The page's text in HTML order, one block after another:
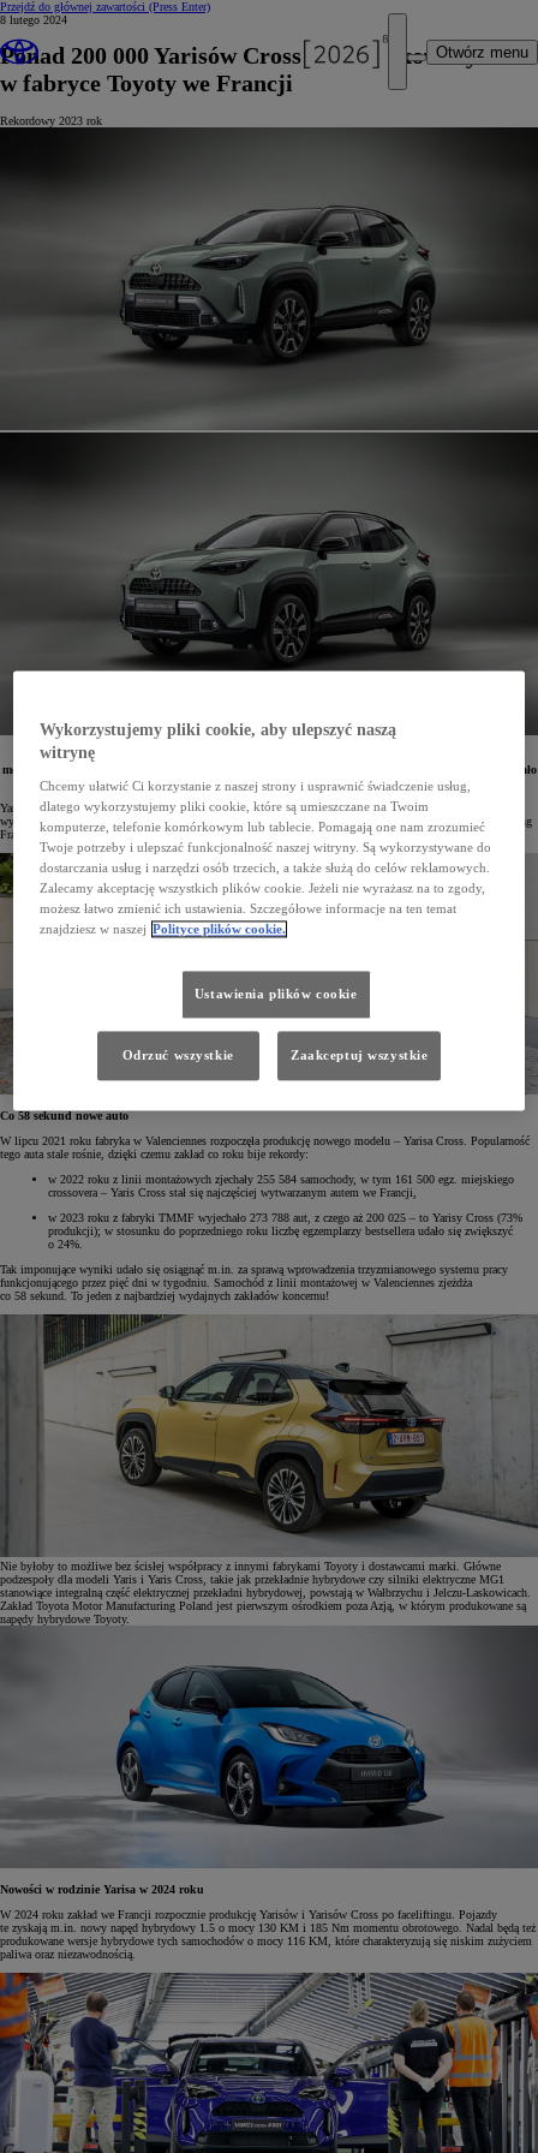
Przejdź do głównej zawartości (Press Enter)
Otwórz menu
8 lutego 2024
Ponad 200 000 Yarisów Cross wyprodukowanych
w fabryce Toyoty we Francji
Rekordowy 2023 rok
W minionym roku zakład Toyoty we Francji wyprodukował rekordową liczbę pojazdów. Z linii
montażowych zakładu w Valenciennes, gdzie powstaje m.in. Toyota Yaris i Toyota Yaris Cross, zjechało
łącznie 273 788 pojazdów, z czego aż 73% (200 025 egz.) stanowiły miejskie crossovery.
Yaris Cross to najlepiej sprzedający się model Toyoty w Europie, lider segmentu B-SUV i najczęściej
wytwarzany samochód we Francji. Miejski crossover powstaje m.in. w zakładzie Toyota Motor Manufacturing
France (TMMF) w Valenciennes, stanowiąc prawie 3/4 całej tamtejszej rocznej produkcji.
Co 58 sekund nowe auto
W lipcu 2021 roku fabryka w Valenciennes rozpoczęła produkcję nowego modelu – Yarisa Cross. Popularność
tego auta stale rośnie, dzięki czemu zakład co roku bije rekordy:
w 2022 roku z linii montażowych zjechały 255 584 samochody, w tym 161 500 egz. miejskiego
crossovera – Yaris Cross stał się najczęściej wytwarzanym autem we Francji,
w 2023 roku z fabryki TMMF wyjechało 273 788 aut, z czego aż 200 025 – to Yarisy Cross (73%
produkcji); w stosunku do poprzedniego roku liczbę egzemplarzy bestsellera udało się zwiększyć
o 24%.
Tak imponujące wyniki udało się osiągnąć m.in. za sprawą wprowadzenia trzyzmianowego systemu pracy
funkcjonującego przez pięć dni w tygodniu. Samochód z linii montażowej w Valenciennes zjeżdża
co 58 sekund. To jeden z najbardziej wydajnych zakładów koncernu!
Nie byłoby to możliwe bez ścisłej współpracy z innymi fabrykami Toyoty i dostawcami marki. Główne
podzespoły dla modeli Yaris i Yaris Cross, takie jak przekładnie hybrydowe czy silniki elektryczne MG1
stanowiące integralną część elektrycznej przekładni hybrydowej, powstają w Wałbrzychu i Jelczu-Laskowicach.
Zakład Toyota Motor Manufacturing Poland jest pierwszym ośrodkiem poza Azją, w którym produkowane są
napędy hybrydowe Toyoty.
Nowości w rodzinie Yarisa w 2024 roku
W 2024 roku zakład we Francji rozpocznie produkcję Yarisów i Yarisów Cross po faceliftingu. Pojazdy
te zyskają m.in. nowy napęd hybrydowy 1.5 o mocy 130 KM i 185 Nm momentu obrotowego. Nadal będą też
produkowane wersje hybrydowe tych samochodów o mocy 116 KM, które charakteryzują się niskim zużyciem
paliwa oraz niezawodnością.
Wykorzystujemy pliki cookie, aby ulepszyć naszą
witrynę
Chcemy ułatwić Ci korzystanie z naszej strony i usprawnić świadczenie usług,
dlatego wykorzystujemy pliki cookie, które są umieszczane na Twoim
komputerze, telefonie komórkowym lub tablecie. Pomagają one nam zrozumieć
Twoje potrzeby i ulepszać funkcjonalność naszej witryny. Są wykorzystywane do
dostarczania usług i narzędzi osób trzecich, a także służą do celów reklamowych.
Zalecamy akceptację wszystkich plików cookie. Jeżeli nie wyrażasz na to zgody,
możesz łatwo zmienić ich ustawienia. Szczegółowe informacje na ten temat
znajdziesz w naszej Polityce plików cookie.
Ustawienia plików cookie
Odrzuć wszystkie Zaakceptuj wszystkie